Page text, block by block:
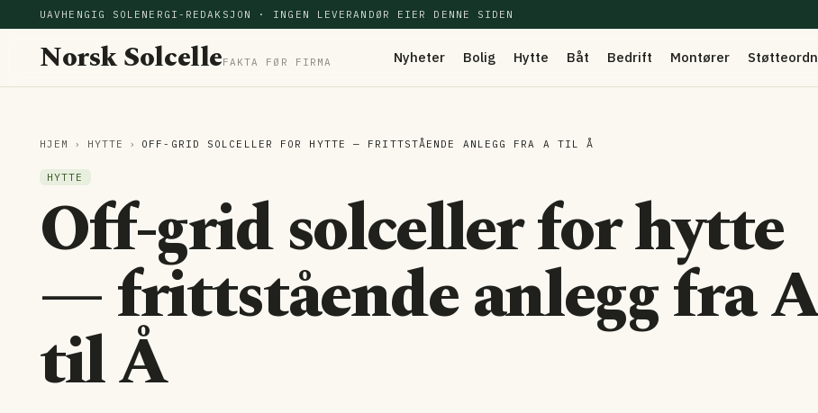
UAVHENGIG SOLENERGI-REDAKSJON · INGEN LEVERANDØR EIER DENNE SIDEN
Norsk SolcelleFAKTA FØR FIRMA Nyheter Bolig Hytte Båt Bedrift Montører
HJEM › HYTTE › OFF-GRID SOLCELLER FOR HYTTE — FRITTSTÅENDE ANLEGG FRA A TIL Å
HYTTE
Off-grid solceller for hytte
— frittstående anlegg fra
til Å